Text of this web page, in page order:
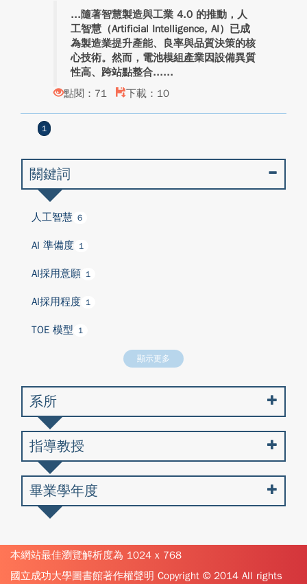
隨著智慧製造與工業 4.0 的推動，人
工智慧（Artificial Intelligence, AI）已成
為製造業提升產能、良率與品質決策的核
心技術。然而，電池模組產業因設備異質
性高、跨站點整合...
點閱：71
下載：10
1
關鍵詞
人工智慧 6
AI 準備度 1
AI採用意願 1
AI採用程度 1
TOE 模型 1
顯示更多
系所
指導教授
畢業學年度
本網站最佳瀏覽解析度為 1024 x 768
國立成功大學圖書館著作權聲明 Copyright © 2014 All rights